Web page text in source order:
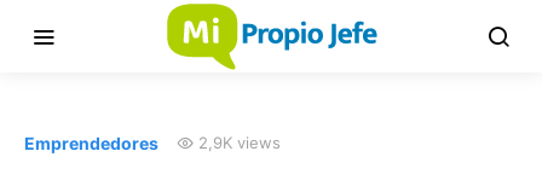
Emprendedores 2,9K views